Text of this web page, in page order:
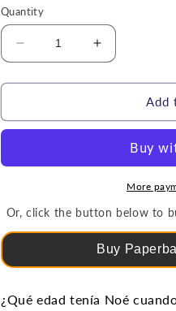
Quantity
Decrease
quantity
for
y
100
(grados
3-
Increase
quantity
for
y
100
(grados
3-
6)
Add
More
Or, click the button below to
Buy
¿Qué edad tenía Noé